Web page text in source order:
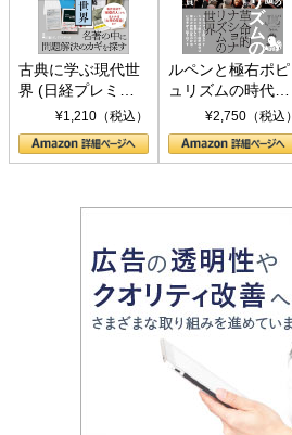
古典に学ぶ現代世
界 (日経プレミア
シリーズ)¥1,210（税込）
ルペンと極右ポピ
ュリズムの時代：
〈ヤヌス〉の二つ
の顔
¥2,750（税込）